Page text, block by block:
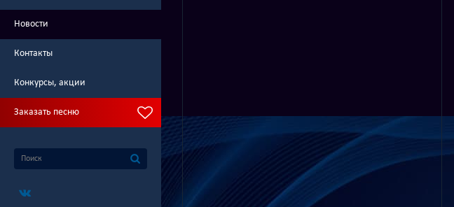
Новости
Контакты
Конкурсы, акции
Заказать песню